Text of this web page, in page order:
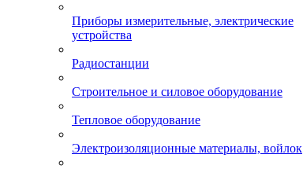
Приборы измерительные, электрические
устройства
Радиостанции
Строительное и силовое оборудование
Тепловое оборудование
Электроизоляционные материалы, войлок